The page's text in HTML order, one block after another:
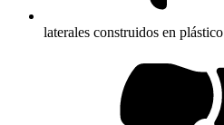
laterales construidos en plástico